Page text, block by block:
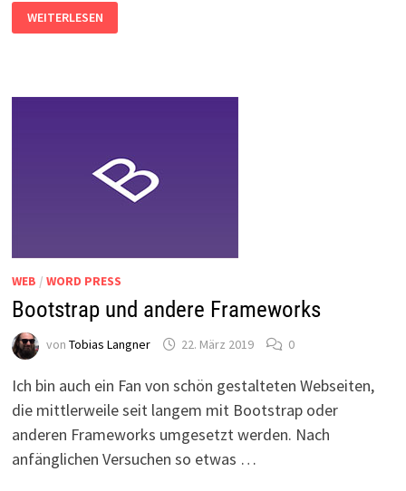
NAVBAR-
ICON
IST
WEITERLESEN
WEB / WORD PRESS
Bootstrap und andere Frameworks
von Tobias Langner 22. März 2019 0
Ich bin auch ein Fan von schön gestalteten Webseiten,
die mittlerweile seit langem mit Bootstrap oder
anderen Frameworks umgesetzt werden. Nach
anfänglichen Versuchen so etwas …